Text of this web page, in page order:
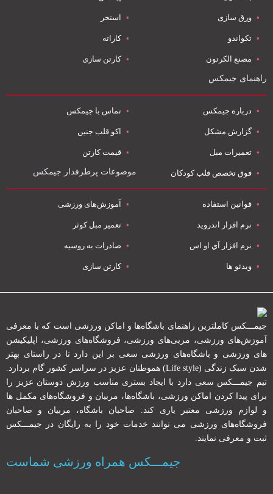
ورق سازی استخر
تکواندو کاراته
مصنع الکرتون کارتن سازی
راهنمای جیمکس
درباره جیمکس تماس با جیمکس
گزارش مشکل اکو قلب جنین
تعمیرات مبل قیمت کارتن
فوق تخصص قلب کودکان موضوعات پرطرفدار جیمکس
قوانین استفاده آموزش‌های ورزشی
نرم افزار اندروید تعمیر مبل کوثر
نرم افزار آي او اس صادرات به روسیه
ویدئو ها کارتن سازی
جیمـــکس کاملترین راهنمای باشگاه‌ها و اماکن ورزشی است که با معرفی
آموزش‌های ورزشی، مربی‌های ورزشی، فروشگاه‌های ورزشی، اپلیکیشن
های ورزشی و باشگاه‌های ورزشی سعی بر این دارد تا در راستای بهتر
شدن سبک زندگی (Life style) هموطنان عزیز در سراسر کشور گام بردارد.
تیم جیمـــکس سعی دارد با ایجاد بستری مناسب ورزش دوستان عزیز را
برای پیدا کردن اماکن ورزشی، باشگاه‌ها، مربیان و فروشگاه‌های مکمل ها
و لوازم ورزشی معتبر یاری کند. صاحبان باشگاه‌، مربیان و صاحبان
فروشگاه‌های ورزشی می توانند خدمات خود را به رایگان در جیمـــکس
ثبت و معرفی نمایند.
جیمـــکس همراه ورزشی شماست